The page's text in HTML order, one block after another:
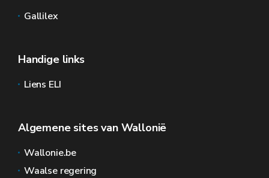
Gallilex
Handige links
Liens ELI
Algemene sites van Wallonië
Wallonie.be
Waalse regering